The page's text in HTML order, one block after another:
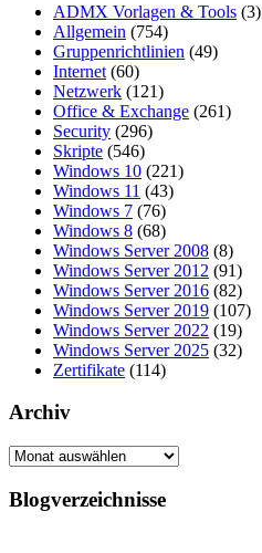
ADMX Vorlagen & Tools (3)
Allgemein (754)
Gruppenrichtlinien (49)
Internet (60)
Netzwerk (121)
Office & Exchange (261)
Security (296)
Skripte (546)
Windows 10 (221)
Windows 11 (43)
Windows 7 (76)
Windows 8 (68)
Windows Server 2008 (8)
Windows Server 2012 (91)
Windows Server 2016 (82)
Windows Server 2019 (107)
Windows Server 2022 (19)
Windows Server 2025 (32)
Zertifikate (114)
Archiv
Archiv
Blogverzeichnisse